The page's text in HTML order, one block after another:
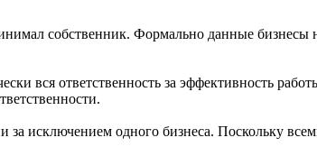
собственник. Формально данные
вся ответственность за эффективность
за исключением одного бизнеса. Поскольку